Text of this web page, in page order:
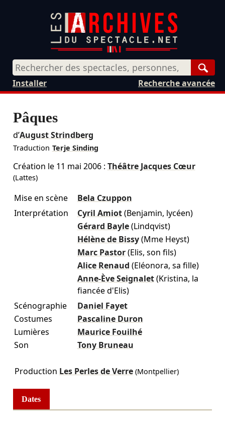
Recherche avancée
Installer
Pâques
d’August Strindberg
Traduction Terje Sinding
Création le 11 mai 2006: Théâtre Jacques Cœur
(Lattes)
Mise en scène
Bela Czuppon
Interprétation
Cyril Amiot (Benjamin, lycéen)
Gérard Bayle (Lindqvist)
Hélène de Bissy (Mme Heyst)
Marc Pastor (Elis, son fils)
Alice Renaud (Eléonora, sa fille)
Anne-Ève Seignalet (Kristina, la
fiancée d'Elis)
Scénographie
Daniel Fayet
Costumes
Pascaline Duron
Lumières
Maurice Fouilhé
Son
Tony Bruneau
Production Les Perles de Verre(Montpellier)
Dates